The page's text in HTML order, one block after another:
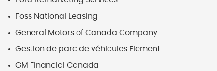
Foss National Leasing
General Motors of Canada Company
Gestion de parc de véhicules Element
GM Financial Canada